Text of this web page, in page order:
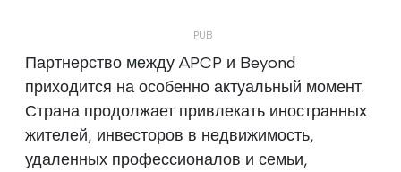
Партнерство между APCP и Beyond
приходится на особенно актуальный момент.
Страна продолжает привлекать иностранных
жителей, инвесторов в недвижимость,
удаленных профессионалов и семьи,